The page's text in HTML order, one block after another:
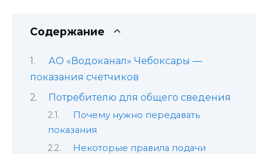
Содержание
АО «Водоканал» Чебоксары —
показания счетчиков
Потребителю для общего сведения
Почему нужно передавать
показания
Некоторые правила подачи